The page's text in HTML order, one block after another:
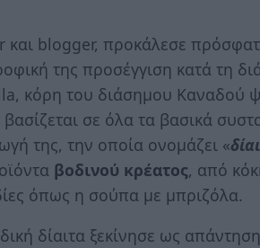
και blogger, προκάλεσε
της προσέγγιση κατά τη
κόρη του διάσημου Καναδού
σε όλα τα βασικά
της, την οποία ονομάζει «
βοδινού κρέατος, από
όπως η σούπα με μπριζόλα.
δίαιτα ξεκίνησε ως